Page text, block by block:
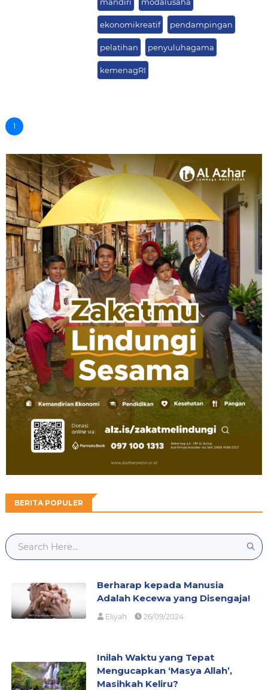
ekonomikreatif pendampingan
pelatihan penyuluhagama
kemenagRI
1
BERITA POPULER
Berharap kepada Manusia
Adalah Kecewa yang Disengaja!
Eliyah 26/09/2024
Inilah Waktu yang Tepat
Mengucapkan ‘Masya Allah’,
Masihkah Keliru?